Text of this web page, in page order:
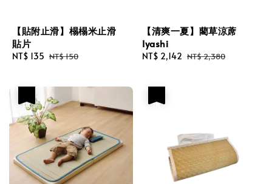
【貼附止滑】榻榻米止滑
貼片
Sale
NT$ 135 Regular
NT$ 150
【清爽一夏】藺草涼蓆
Iyashi
Sale
NT$ 2,142 Regular
NT$ 2,380